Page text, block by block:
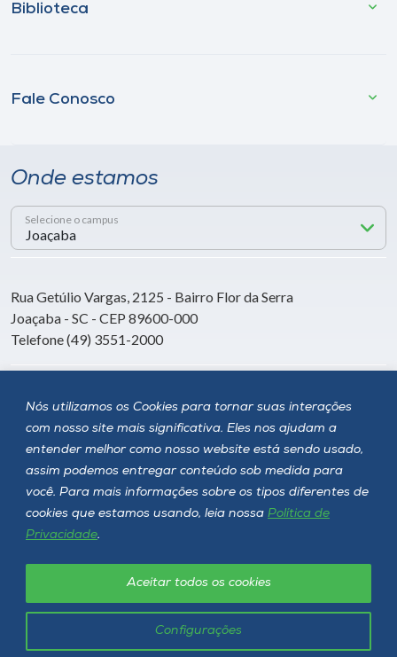
Nós utilizamos os Cookies para tornar suas interações
com nosso site mais significativa. Eles nos ajudam a
entender melhor como nosso website está sendo usado,
assim podemos entregar conteúdo sob medida para
você. Para mais informações sobre os tipos diferentes de
cookies que estamos usando, leia nossa Política de
Privacidade.
Configurações
Aceitar todos os cookies
Biblioteca
Fale Conosco
Onde estamos
Selecione o campus
Rua Getúlio Vargas, 2125 - Bairro Flor da Serra
Joaçaba - SC - CEP 89600-000
Telefone (49) 3551-2000
Siga a Unoesc
Unoesc © 2026 - Todos os direitos reservados
Política de privacidade LGPD